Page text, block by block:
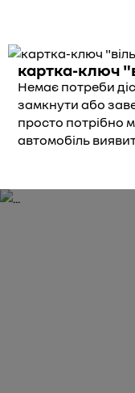
картка-ключ
Немає потреби
замкнути або
просто потрібно
автомобіль